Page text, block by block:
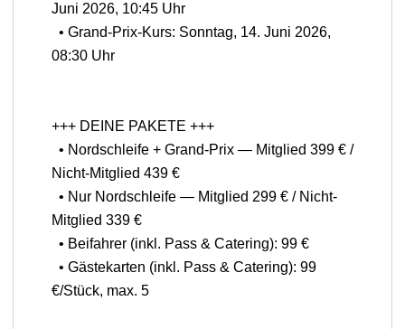
Juni 2026, 10:45 Uhr
• Grand-Prix-Kurs: Sonntag, 14. Juni 2026,
08:30 Uhr
+++ DEINE PAKETE +++
• Nordschleife + Grand-Prix — Mitglied 399 € /
Nicht-Mitglied 439 €
• Nur Nordschleife — Mitglied 299 € / Nicht-
Mitglied 339 €
• Beifahrer (inkl. Pass & Catering): 99 €
• Gästekarten (inkl. Pass & Catering): 99
€/Stück, max. 5